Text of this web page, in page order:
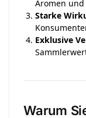
Aromen und
Starke
Exklusive
Warum